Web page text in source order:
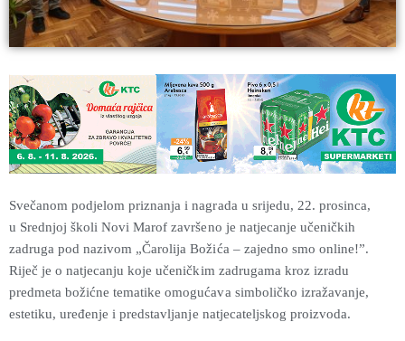
Svečanom podjelom priznanja i nagrada u srijedu, 22. prosinca,
u Srednjoj školi Novi Marof završeno je natjecanje učeničkih
zadruga pod nazivom „Čarolija Božića – zajedno smo online!”.
Riječ je o natjecanju koje učeničkim zadrugama kroz izradu
predmeta božićne tematike omogućava simboličko izražavanje,
estetiku, uređenje i predstavljanje natjecateljskog proizvoda.